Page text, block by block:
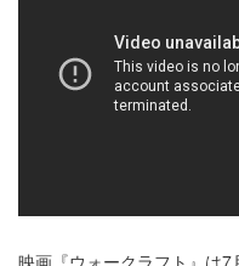
映画『ウォークラフト』は